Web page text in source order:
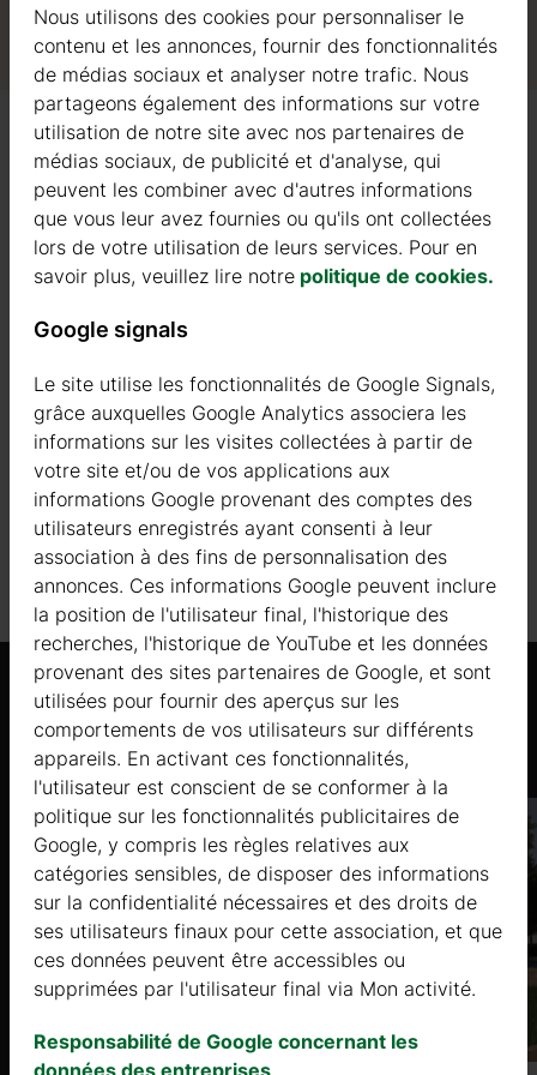
FENÊTRES EN BOIS STANDARD
PAROIS
PORTES EN BOIS STANDARD
PLANCHER EN BOIS
SOLIVES AUTOCLAVÉES
PLANCHES DE RIVES
Produits similaires
du:
%
sur
Nous utilisons des cookies pour personnaliser le
contenu et les annonces, fournir des fonctionnalités
de médias sociaux et analyser notre trafic. Nous
partageons également des informations sur votre
utilisation de notre site avec nos partenaires de
médias sociaux, de publicité et d'analyse, qui
peuvent les combiner avec d'autres informations
que vous leur avez fournies ou qu'ils ont collectées
lors de votre utilisation de leurs services. Pour en
savoir plus, veuillez lire notre politique de cookies.
Google signals
Le site utilise les fonctionnalités de Google Signals,
grâce auxquelles Google Analytics associera les
informations sur les visites collectées à partir de
votre site et/ou de vos applications aux
informations Google provenant des comptes des
utilisateurs enregistrés ayant consenti à leur
association à des fins de personnalisation des
annonces. Ces informations Google peuvent inclure
la position de l'utilisateur final, l'historique des
recherches, l'historique de YouTube et les données
provenant des sites partenaires de Google, et sont
utilisées pour fournir des aperçus sur les
comportements de vos utilisateurs sur différents
appareils. En activant ces fonctionnalités,
l'utilisateur est conscient de se conformer à la
politique sur les fonctionnalités publicitaires de
Google, y compris les règles relatives aux
catégories sensibles, de disposer des informations
sur la confidentialité nécessaires et des droits de
ses utilisateurs finaux pour cette association, et que
ces données peuvent être accessibles ou
supprimées par l'utilisateur final via Mon activité.
Responsabilité de Google concernant les
données des entreprises